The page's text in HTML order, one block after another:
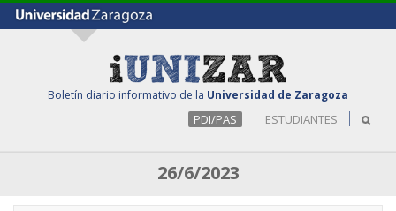
Boletín diario informativo de la Universidad de Zaragoza
PDI/PAS ESTUDIANTES
26/6/2023